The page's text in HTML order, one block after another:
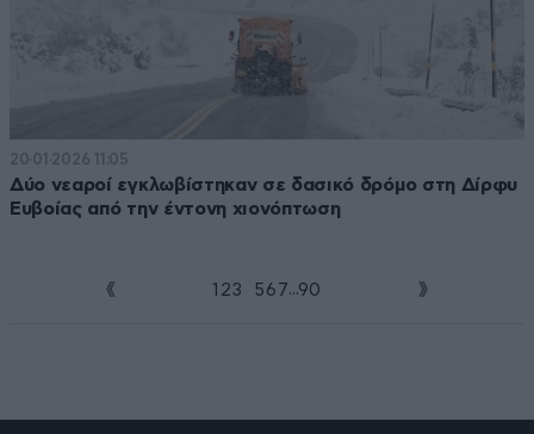
20·01·2026 11:05
Δύο νεαροί εγκλωβίστηκαν σε δασικό δρόμο στη Δίρφυ
Ευβοίας από την έντονη χιονόπτωση
1 23 5 6 7...90